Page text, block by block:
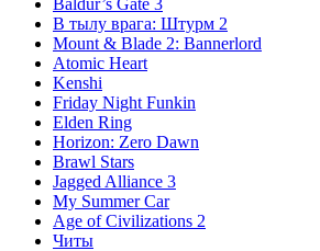
Baldur’s Gate 3
В тылу врага: Штурм 2
Mount & Blade 2: Bannerlord
Atomic Heart
Kenshi
Friday Night Funkin
Elden Ring
Horizon: Zero Dawn
Brawl Stars
Jagged Alliance 3
My Summer Car
Age of Civilizations 2
Читы